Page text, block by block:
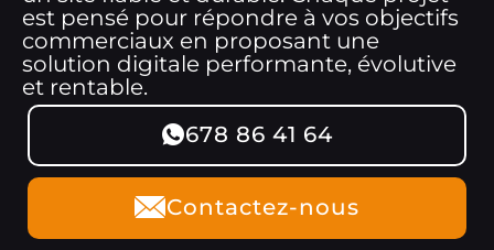
est pensé pour répondre à vos objectifs
commerciaux en proposant une
solution digitale performante, évolutive
et rentable.
678 86 41 64
Contactez-nous